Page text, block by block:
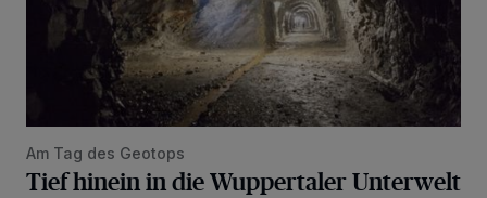
Am Tag des Geotops
Tief hinein in die Wuppertaler Unterwelt